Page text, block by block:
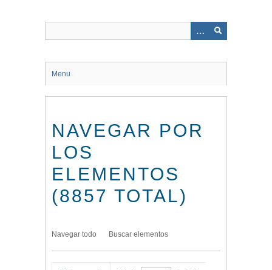
Menu
NAVEGAR POR
LOS
ELEMENTOS
(8857 TOTAL)
Navegar todo Buscar elementos